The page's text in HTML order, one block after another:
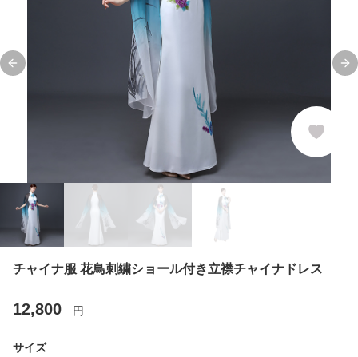
Previous slide
チャイナ服 花鳥刺繍ショール付き立襟チャイナドレス
12,800 円
サイズ